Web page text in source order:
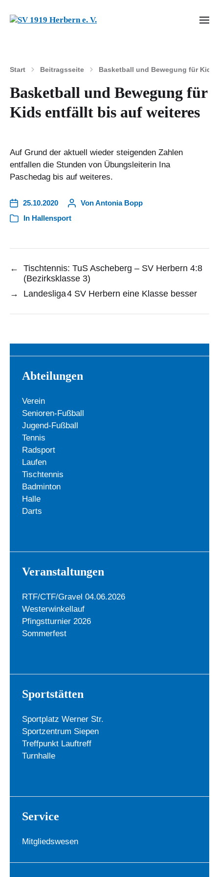
Start Beitragsseite Basketball und Bewegung für Kids
Basketball und Bewegung für
Kids entfällt bis auf weiteres
Auf Grund der aktuell wieder steigenden Zahlen
entfallen die Stunden von Übungsleiterin Ina
Paschedag bis auf weiteres.
25.10.2020 VonAntonia Bopp
In Hallensport
←
Tischtennis: TuS Ascheberg – SV Herbern 4:8
(Bezirksklasse 3)
→
Landesliga 4 SV Herbern eine Klasse besser
Abteilungen
Verein
Senioren-Fußball
Jugend-Fußball
Tennis
Radsport
Laufen
Tischtennis
Badminton
Halle
Darts
Veranstaltungen
RTF/CTF/Gravel 04.06.2026
Westerwinkellauf
Pfingstturnier 2026
Sommerfest
Sportstätten
Sportplatz Werner Str.
Sportzentrum Siepen
Treffpunkt Lauftreff
Turnhalle
Service
Mitgliedswesen